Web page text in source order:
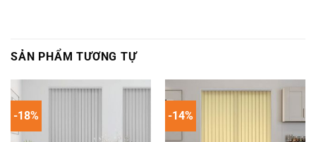
SẢN PHẨM TƯƠNG TỰ
-18% -14%